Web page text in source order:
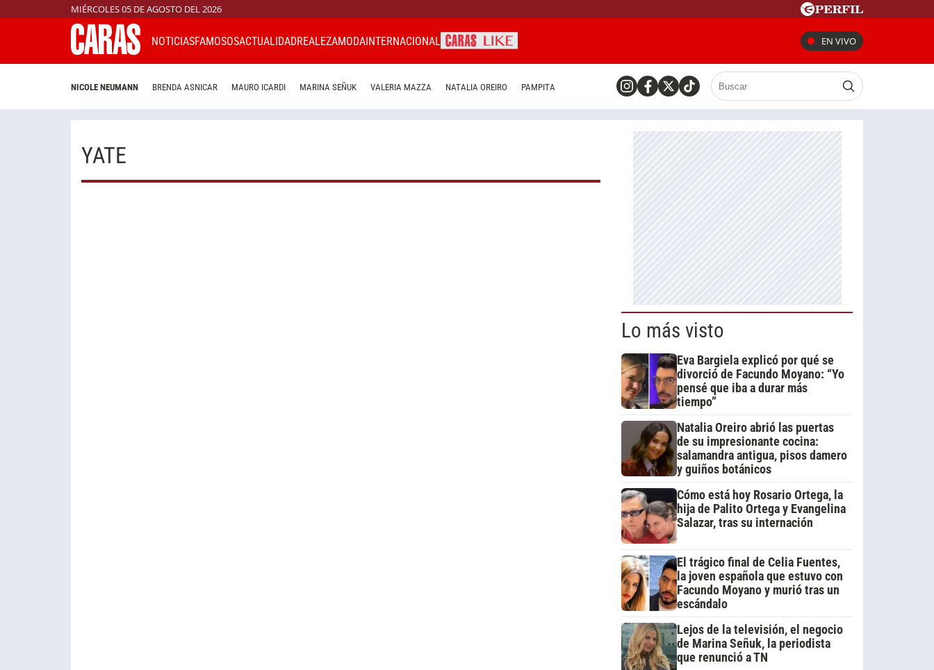
MIÉRCOLES 05 DE AGOSTO DEL 2026
NOTICIASFAMOSOSACTUALIDADREALEZAMODAINTERNACIONAL EN VIVO
NICOLE NEUMANN BRENDA ASNICAR MAURO ICARDI MARINA SEÑUK VALERIA MAZZA NATALIA OREIRO PAMPITA
YATE
Lo más visto
Eva Bargiela explicó por qué se
divorció de Facundo Moyano: “Yo
pensé que iba a durar más
tiempo”
Natalia Oreiro abrió las puertas
de su impresionante cocina:
salamandra antigua, pisos damero
y guiños botánicos
Cómo está hoy Rosario Ortega, la
hija de Palito Ortega y Evangelina
Salazar, tras su internación
El trágico final de Celia Fuentes,
la joven española que estuvo con
Facundo Moyano y murió tras un
escándalo
Lejos de la televisión, el negocio
de Marina Señuk, la periodista
que renunció a TN